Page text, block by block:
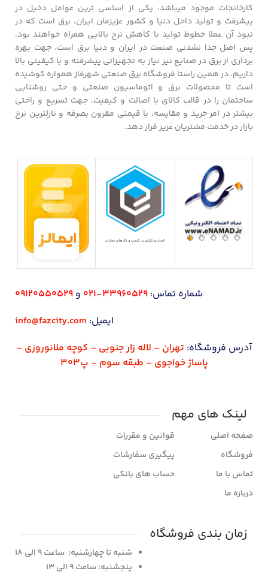
کارخانجات موجود میباشد، یکی از اساسی ترین عوامل دخیل در
پیشرفت و تولید داخل دنیا و کشور عزیزمان ایران، برق است که در
نبود آن عملا خطوط تولید با کاهش نرخ بالایی همراه خواهند بود.
پس اصل جدا نشدنی صنعت در ایران و دنیا برق است. جهت بهره
برداری از برق در صنایع نیز نیاز به تجهیزاتی پیشرفته و با کیفیتی بالا
داریم. در همین راستا فروشگاه برق صنعتی شهرفاز همواره کوشیده
است تا محصولات برق و اتوماسیون صنعتی و حتی روشنایی
ساختمان را در قالب کالای با اصالت و کیفیت، جهت تسریع و راحتی
بیشتر در امر خرید و مقایسه، با قیمتی مقرون بصرفه و نازلترین نرخ
بازار در خدمت مشتریان عزیز قرار دهد.
شماره تماس: 33960529-021 و 09120550529
ایمیل: info@fazcity.com
آدرس فروشگاه: تهران – لاله زار جنوبی – کوچه ملانوروزی –
پاساژ خواجوی – طبقه سوم – پ303
لینک های مهم
صفحه اصلی
فروشگاه
تماس با ما
درباره ما
قوانین و مقررات
پیگیری سفارشات
حساب های بانکی
زمان بندی فروشگاه
شنبه تا چهارشنبه: ساعت 9 الی 18
پنجشنبه: ساعت 9 الی 13